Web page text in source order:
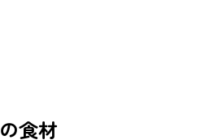
食材